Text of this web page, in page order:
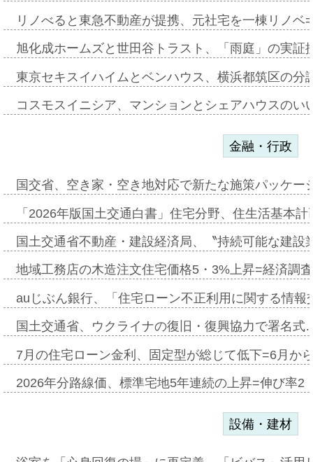
リノべると東急不動産が提携、元社宅を一棟リノ
旭化成ホームズと世田谷トラスト、「雨庭」の実
東京セキスイハイムとベンハウス、横浜都筑区の
コスモスイニシア、マンションとシェアハウスの
金融・行政
国交省、空き家・空き地対応で新たな施策パッケ
「2026年版国土交通白書」住宅分野、住生活基本
国土交通省不動産・建設経済局、〝持続可能な建
地域工務店の木造注文住宅価格5・3%上昇=経済調
auじぶん銀行、「住宅ローン不正利用に関する情
国土交通省、ウクライナの復旧・復興協力で署名
7月の住宅ローン金利、固定型が総じて低下=6月か
2026年分路線価、標準宅地5年連続の上昇=伸び率
設備・建材